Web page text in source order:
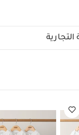
والجافة ومفرش
الحمالة
بسهولة للحمل على
لحمل جميع أغراضك